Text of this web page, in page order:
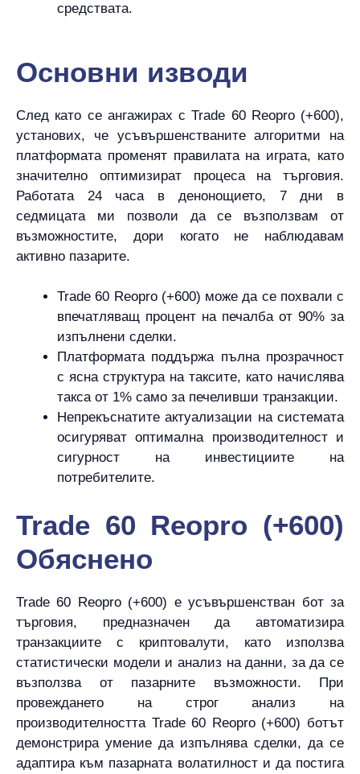
средствата.
Основни изводи
След като се ангажирах с Trade 60 Reopro (+600),
установих, че усъвършенстваните алгоритми на
платформата променят правилата на играта, като
значително оптимизират процеса на търговия.
Работата 24 часа в денонощието, 7 дни в
седмицата ми позволи да се възползвам от
възможностите, дори когато не наблюдавам
активно пазарите.
Trade 60 Reopro (+600) може да се похвали с
впечатляващ процент на печалба от 90% за
изпълнени сделки.
Платформата поддържа пълна прозрачност
с ясна структура на таксите, като начислява
такса от 1% само за печеливши транзакции.
Непрекъснатите актуализации на системата
осигуряват оптимална производителност и
сигурност на инвестициите на
потребителите.
Trade 60 Reopro (+600)
Обяснено
Trade 60 Reopro (+600) е усъвършенстван бот за
търговия, предназначен да автоматизира
транзакциите с криптовалути, като използва
статистически модели и анализ на данни, за да се
възползва от пазарните възможности. При
провеждането на строг анализ на
производителността Trade 60 Reopro (+600) ботът
демонстрира умение да изпълнява сделки, да се
адаптира към пазарната волатилност и да постига